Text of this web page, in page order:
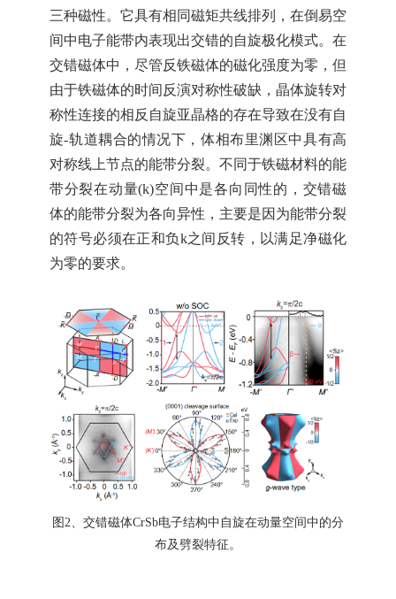
三种磁性。它具有相同磁矩共线排列，在倒易空
间中电子能带内表现出交错的自旋极化模式。在
交错磁体中，尽管反铁磁体的磁化强度为零，但
由于铁磁体的时间反演对称性破缺，晶体旋转对
称性连接的相反自旋亚晶格的存在导致在没有自
旋-轨道耦合的情况下，体相布里渊区中具有高
对称线上节点的能带分裂。不同于铁磁材料的能
带分裂在动量(k)空间中是各向同性的，交错磁
体的能带分裂为各向异性，主要是因为能带分裂
的符号必须在正和负k之间反转，以满足净磁化
为零的要求。
图 2、交错磁体CrSb电子结构中自旋在动量空间中的分
布及劈裂特征。